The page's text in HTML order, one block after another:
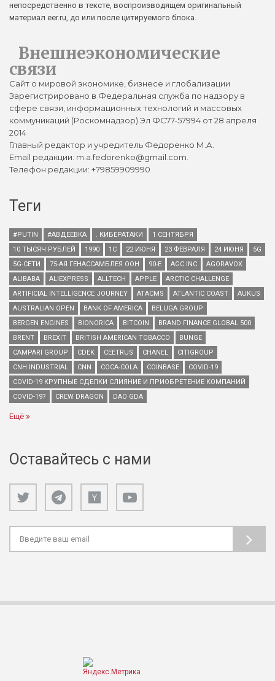
непосредственно в тексте, воспроизводящем оригинальный
материал eer.ru, до или после цитируемого блока.
Внешнеэкономические
связи
Сайт о мировой экономике, бизнесе и глобализации
Зарегистрировано в Федеральная служба по надзору в
сфере связи, информационных технологий и массовых
коммуникаций (Роскомнадзор) Эл ФС77-57994 от 28 апреля
2014
Главный редактор и учредитель Федоренко М.А.
Email редакции: m.a.fedorenko@gmail.com.
Телефон редакции: +79859909990
Теги
#PUTIN #АВДЕЕВКА . КИБЕРАТАКИ
1 СЕНТЯБРЯ
10 ТЫСЯЧ РУБЛЕЙ
1990 1С 22 ИЮНЯ 23 ФЕВРАЛЯ 24 ИЮНЯ
5G
5G-СЕТИ
75-АЯ ГЕНАССАМБЛЕЯ ООН 90-Е AGC INC
AGORAVOX
ALIBABA
ALIEXPRESS ALLTECH APPLE
ARCTIC CHALLENGE
ARTIFICIAL INTELLIGENCE JOURNEY
ATACMS ATLANTIC COAST
AUKUS
AUSTRALIAN OPEN
BANK OF AMERICA
BELUGA GROUP
BERGEN ENGINES
BIONORICA BITCOIN
BRAND FINANCE GLOBAL 500
BRENT
BREXIT BRITISH AMERICAN TOBACCO
BUNGE
CAMPARI GROUP
CDEK CEETRUS CHANEL
CITIGROUP
CNH INDUSTRIAL
CNN COCA-COLA COINBASE
COVID-19
COVID-19 КРУПНЫЕ СДЕЛКИ СЛИЯНИЕ И ПРИОБРЕТЕНИЕ КОМПАНИЙ
COVID-19?
CREW DRAGON DAO GDA
Ещё
Оставайтесь с нами